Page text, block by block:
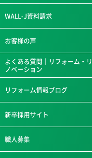
WALL-J資料請求
お客様の声
よくある質問｜リフォーム・リ
ノベーション
リフォーム情報ブログ
新卒採用サイト
職人募集